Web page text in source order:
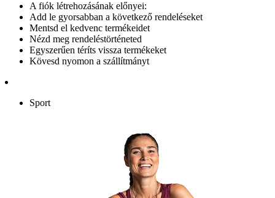
A fiók létrehozásának előnyei:
Add le gyorsabban a következő rendeléseket
Mentsd el kedvenc termékeidet
Nézd meg rendeléstörténeted
Egyszerűen téríts vissza termékeket
Kövesd nyomon a szállítmányt
Sport